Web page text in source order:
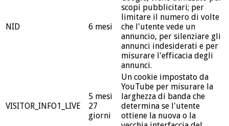
NID 6 mesi
scopi pubblicitari; per
limitare il numero di volte
che l'utente vede un
annuncio, per silenziare gli
annunci indesiderati e per
misurare l'efficacia degli
annunci.
VISITOR_INFO1_LIVE
5 mesi
27
giorni
Un cookie impostato da
YouTube per misurare la
larghezza di banda che
determina se l'utente
ottiene la nuova o la